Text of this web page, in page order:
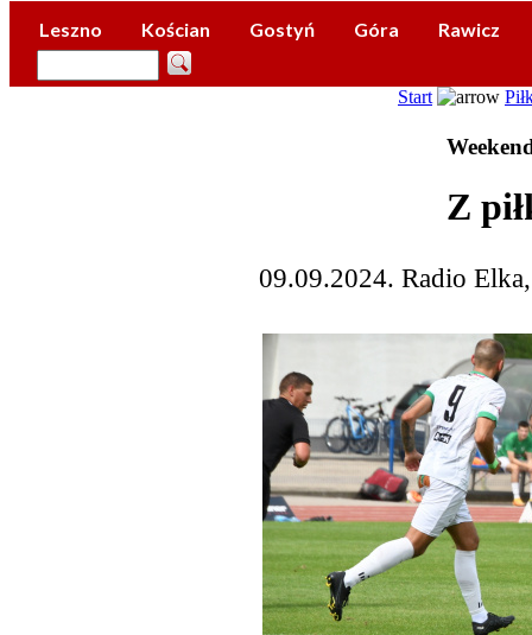
Leszno Kościan Gostyń Góra Rawicz
Start
Z
09.09.2024. Radio